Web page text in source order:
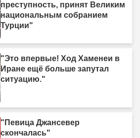
преступность, принят Великим
национальным собранием
Турции"
"Это впервые! Ход Хаменеи в
Иране ещё больше запутал
ситуацию."
"Певица Джансевер
скончалась"